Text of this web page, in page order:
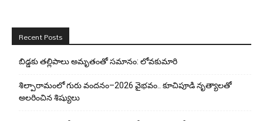
Recent Posts
బిడ్డ‌కు త‌ల్లిపాలు అమృతంతో స‌మానం: లోవ‌కుమారి
శిల్పారామంలో గురు వందనం–2026 వైభవం.. కూచిపూడి నృత్యాలతో
అలరించిన శిష్యులు